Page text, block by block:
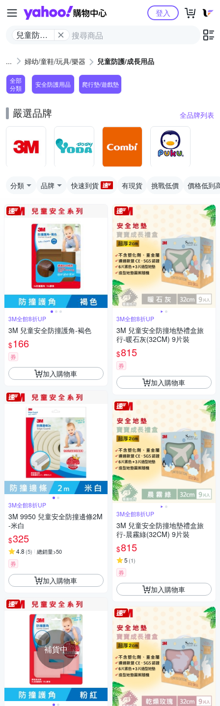
Yahoo購物中心
兒童防護/
登入
婦幼/童鞋/玩具/樂器 兒童防護/成長用品
全部
分類
安全防護用品 爬行墊/遊戲墊
嚴選品牌 全品牌列表
分類 品牌 快速到貨 有現貨 挑戰低價 價格低到
3M全館8折UP
3M 兒童安全防撞護角-褐色
$166
券
加入購物車
3M全館8折UP
3M 9950 兒童安全防撞邊條2M
-米白
$325
4.8 (5) 總銷量>50
券
加入購物車
補貨中
3M全館8折UP
3M 兒童安全防撞地墊禮盒旅
行-暖石灰(32CM) 9片裝
$815
券
加入購物車
3M全館8折UP
3M 兒童安全防撞地墊禮盒旅
行-晨霧綠(32CM) 9片裝
$815
5 (1)
券
加入購物車